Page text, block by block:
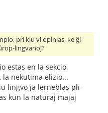
pri kiu vi opinias, ke ĝi
lingvanoj?
estas en la sekcio
la nekutima elizio...
lingvo ja lerneblas pli-
kun la naturaj majaj